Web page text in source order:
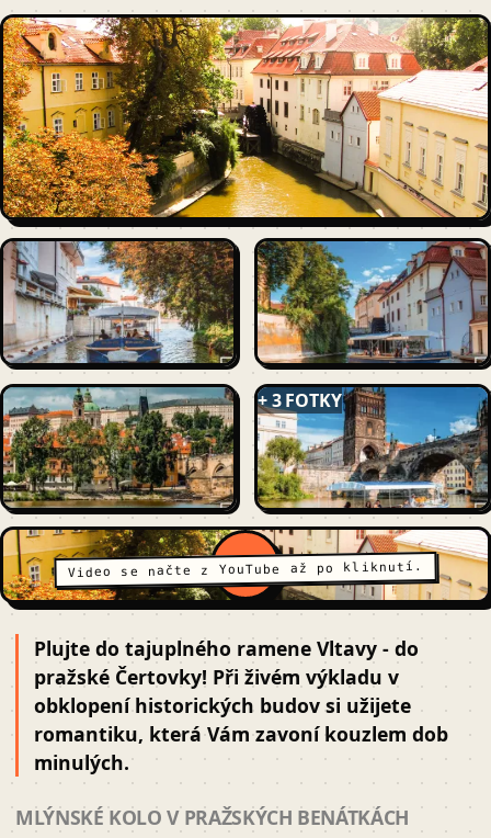
+ 3 FOTKY
Video se načte z YouTube až po kliknutí.
Plujte do tajuplného ramene Vltavy - do
pražské Čertovky! Při živém výkladu v
obklopení historických budov si užijete
romantiku, která Vám zavoní kouzlem dob
minulých.
MLÝNSKÉ KOLO V PRAŽSKÝCH BENÁTKÁCH